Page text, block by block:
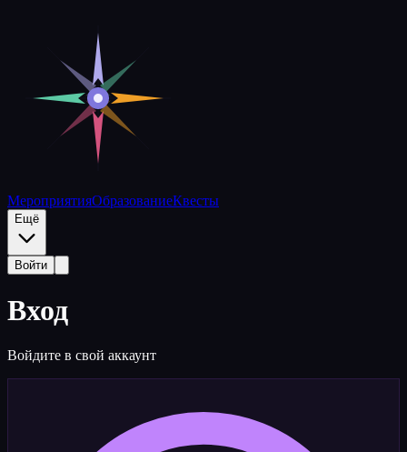
МероприятияОбразованиеКвесты
Ещё
Войти
Вход
Войдите в свой аккаунт